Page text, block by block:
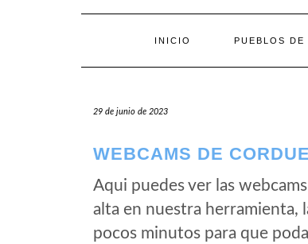
INICIO PUEBLOS DE
29 de junio de 2023
WEBCAMS DE
Aqui puedes ver las
alta en nuestra herramienta,
pocos minutos para que